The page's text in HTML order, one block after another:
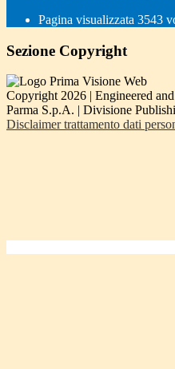
Pagina visualizzata 3543
Sezione Copyright
Copyright 2026 | Engineered
Parma S.p.A. | Divisione
Disclaimer trattamento dati